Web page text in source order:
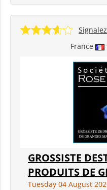
France
GROSSISTE
PRODUITS DE
Tuesday 04 August